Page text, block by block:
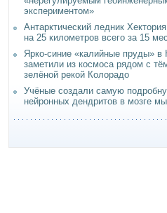
экспериментом»
Антарктический ледник
на 25 километров всего за 15
Ярко-синие «калийные пруды» в
заметили из космоса рядом с
зелёной рекой Колорадо
Учёные создали самую
нейронных дендритов в мозге